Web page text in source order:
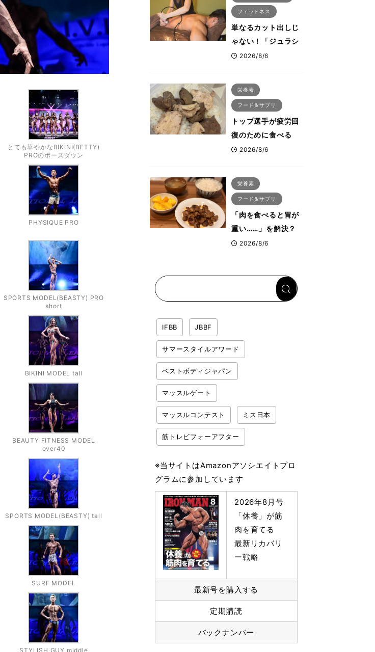
とても華やかなBIKINI(BETTY)
PROのポーズダウン
PHYSIQUE PRO
SPORTS MODEL(BEASTY) PRO
short
BIKINI MODEL tall
BEAUTY FITNESS MODEL
over40
SPORTS MODEL(BEASTY) tall
SURF MODEL
STYLISH GUY middle
フィットネス
単なるカット出しじ
ゃない！「ジュラシ
ック筋膜リリース」
ットした納得の理
由 木澤大祐が解説
2026/8/6
栄養素
フード＆サプリ
トップ選手が疲労回
復のために食べる
「リカバリー飯」と
た鶏レバー活用法
2026/8/6
栄養素
フード＆サプリ
「肉を食べると胃が
重い……」を解決？
トップボディビルダ
2026/8/6
IFBB JBBF
サマースタイルアワード
ベストボディジャパン
マッスルゲート
マッスルコンテスト ミス日本
筋トレビフォーアフター
※当サイトはAmazonアソシエイトプロ
グラムに参加しています
2026年8月号
「休養」が筋
肉を育てる
最新リカバリ
ー戦略
最新号を購入する
定期購読
バックナンバー